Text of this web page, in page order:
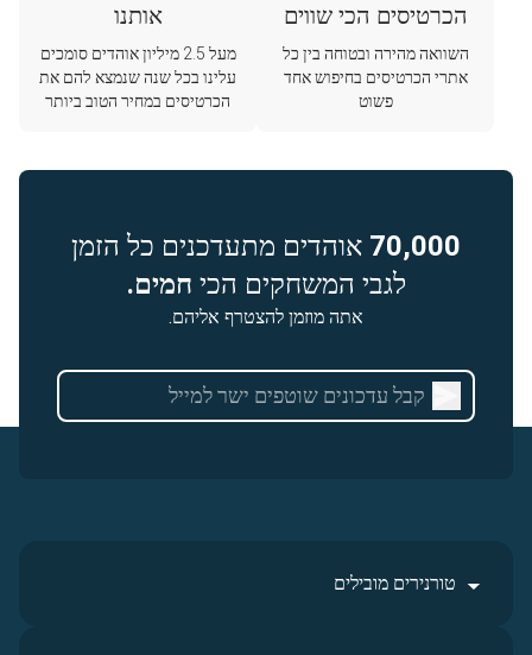
הכרטיסים הכי שווים
השוואה מהירה ובטוחה בין כל
אתרי הכרטיסים בחיפוש אחד
פשוט
אותנו
מעל 2.5 מיליון אוהדים סומכים
עלינו בכל שנה שנמצא להם את
הכרטיסים במחיר הטוב ביותר
70,000 אוהדים מתעדכנים כל הזמן
לגבי המשחקים הכי חמים.
אתה מוזמן להצטרף אליהם.
טורנירים מובילים